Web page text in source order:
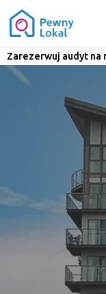
Zarezerwuj audyt na